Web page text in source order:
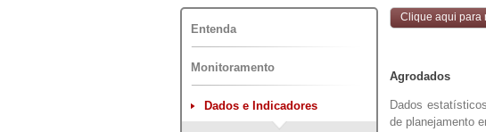
Entenda
Monitoramento
Dados e Indicadores
Clique aqui para
Agrodados
Dados
de planejamento